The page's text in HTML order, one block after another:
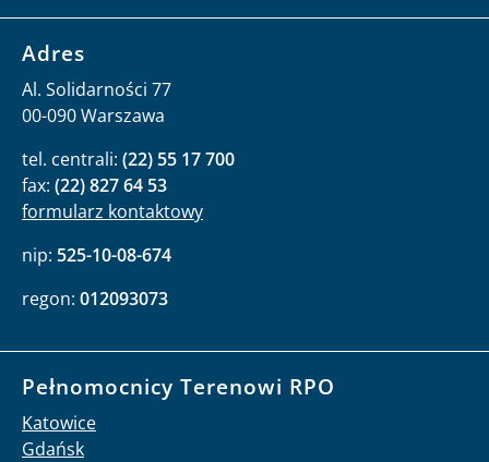
Adres
Al. Solidarności 77
00-090 Warszawa
tel. centrali: (22) 55 17 700
fax: (22) 827 64 53
formularz kontaktowy
nip: 525-10-08-674
regon: 012093073
Pełnomocnicy Terenowi RPO
Katowice
Gdańsk